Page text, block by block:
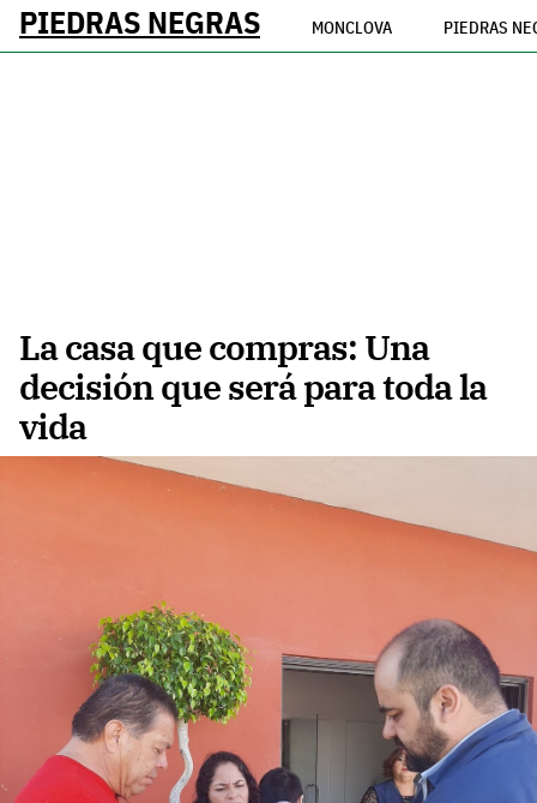
PIEDRAS NEGRAS MONCLOVA PIEDRAS
La casa que compras: Una
decisión que será para toda la
vida